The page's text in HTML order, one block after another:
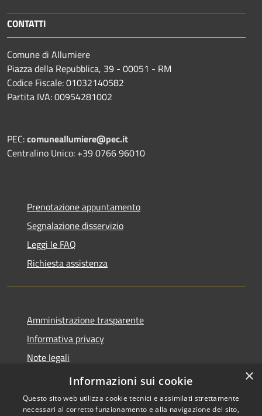
CONTATTI
Comune di Allumiere
Piazza della Repubblica, 39 - 00051 - RM
Codice Fiscale: 01032140582
Partita IVA: 00954281002
PEC:comuneallumiere@pec.it
Centralino Unico: +39 0766 96010
Prenotazione appuntamento
Segnalazione disservizio
Leggi le FAQ
Richiesta assistenza
Amministrazione trasparente
Informativa privacy
Note legali
Dichiarazione di accessibilità
×
Informazioni sui cookie
Questo sito web utilizza cookie tecnici e assimilati strettamente
necessari al corretto funzionamento e alla navigazione del sito,